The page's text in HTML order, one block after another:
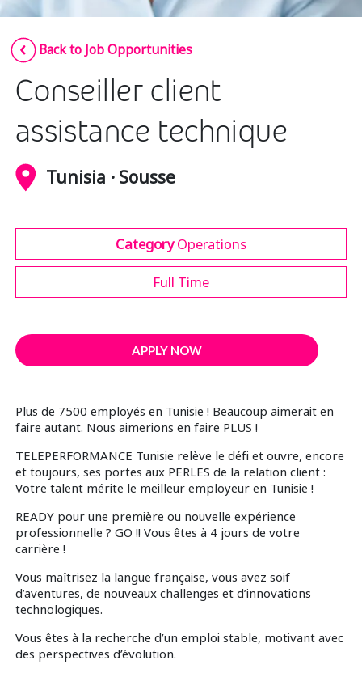
Smartshoring
Work-from-home solution
Insurance
Media
Retail and e-commerce
Technology
Back to Job Opportunities
Conseiller client
assistance technique
Tunisia · Sousse
CategoryOperations
Full Time
APPLY NOW
Plus de 7500 employés en Tunisie ! Beaucoup aimerait en
faire autant. Nous aimerions en faire PLUS !
TELEPERFORMANCE Tunisie relève le défi et ouvre, encore
et toujours, ses portes aux PERLES de la relation client :
Votre talent mérite le meilleur employeur en Tunisie !
READY pour une première ou nouvelle expérience
professionnelle ? GO !! Vous êtes à 4 jours de votre
carrière !
Vous maîtrisez la langue française, vous avez soif
d’aventures, de nouveaux challenges et d’innovations
technologiques.
Vous êtes à la recherche d’un emploi stable, motivant avec
des perspectives d’évolution.